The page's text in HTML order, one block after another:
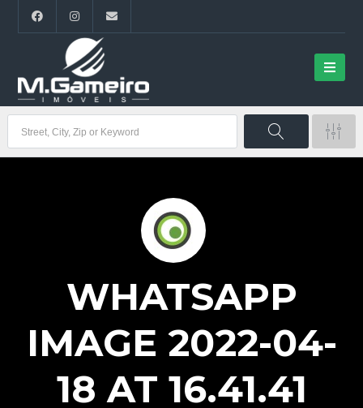
WHATSAPP
IMAGE 2022-04-
18 AT 16.41.41